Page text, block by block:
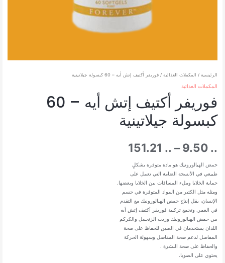
الرئيسية / المكملات الغذائية / فوريفر أكتيف إتش أيه – 60 كبسولة جيلاتينية
المكملات الغذائية
فوريفر أكتيف إتش أيه – 60
كبسولة جيلاتينية
9.50 ..
–
151.21 ..
من
خلال
حمض الهيالورونيك هو مادة متوفرة بشكلٍ
طبيعي في الأنسجة الضامة التي تعمل على
حماية الخلايا وملء المسافات بين الخلايا وبعضها.
ومثله مثل الكثير من المواد المتوفرة في جسم
الإنسان، يقل إنتاج حمض الهيالورونيك مع التقدم
في العمر. وتجمع تركيبة فوريفر أكتيف إتش أيه
بين حمض الهيالورونيك وزيت الزنجبيل والكركم
اللذان يستخدمان في الصين للحفاظ على صحة
المفاصل لدعم صحة المفاصل وسهولة الحركة
والحفاظ على صحة البشرة .
يحتوي على الصويا.